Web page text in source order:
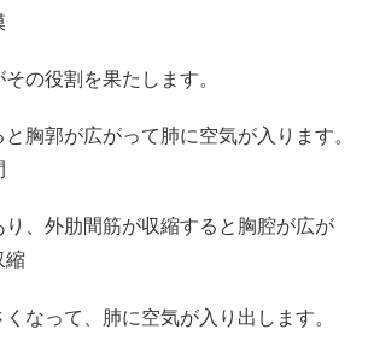
の役割を果たします。
胸郭が広がって肺に空気が入ります。
、外肋間筋が収縮すると胸腔が広が
縮
なって、肺に空気が入り出します。